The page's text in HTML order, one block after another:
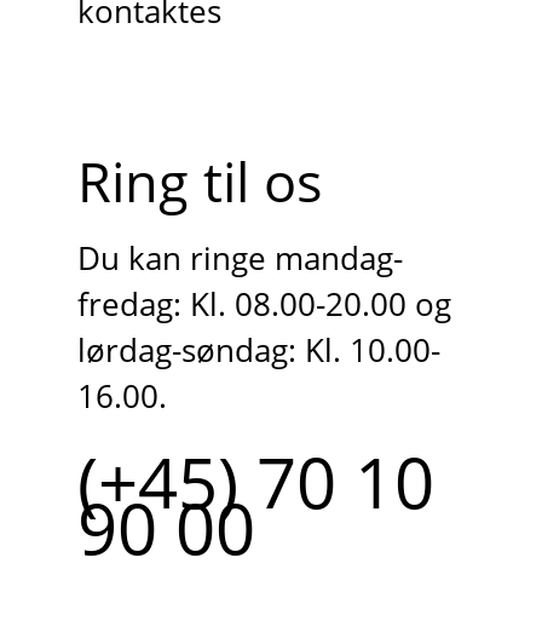
kontaktes
Ring til os
Du kan ringe mandag-
fredag: Kl. 08.00-20.00 og
lørdag-søndag: Kl. 10.00-
16.00.
(+45) 70 10
90 00